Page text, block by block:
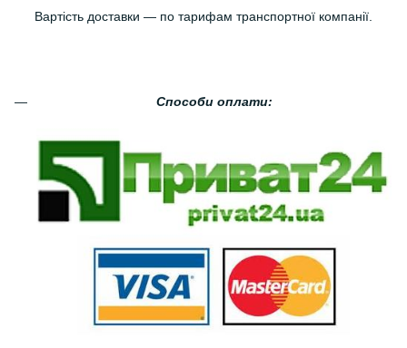
Вартість доставки — по тарифам транспортної компанії.
Способи оплати: